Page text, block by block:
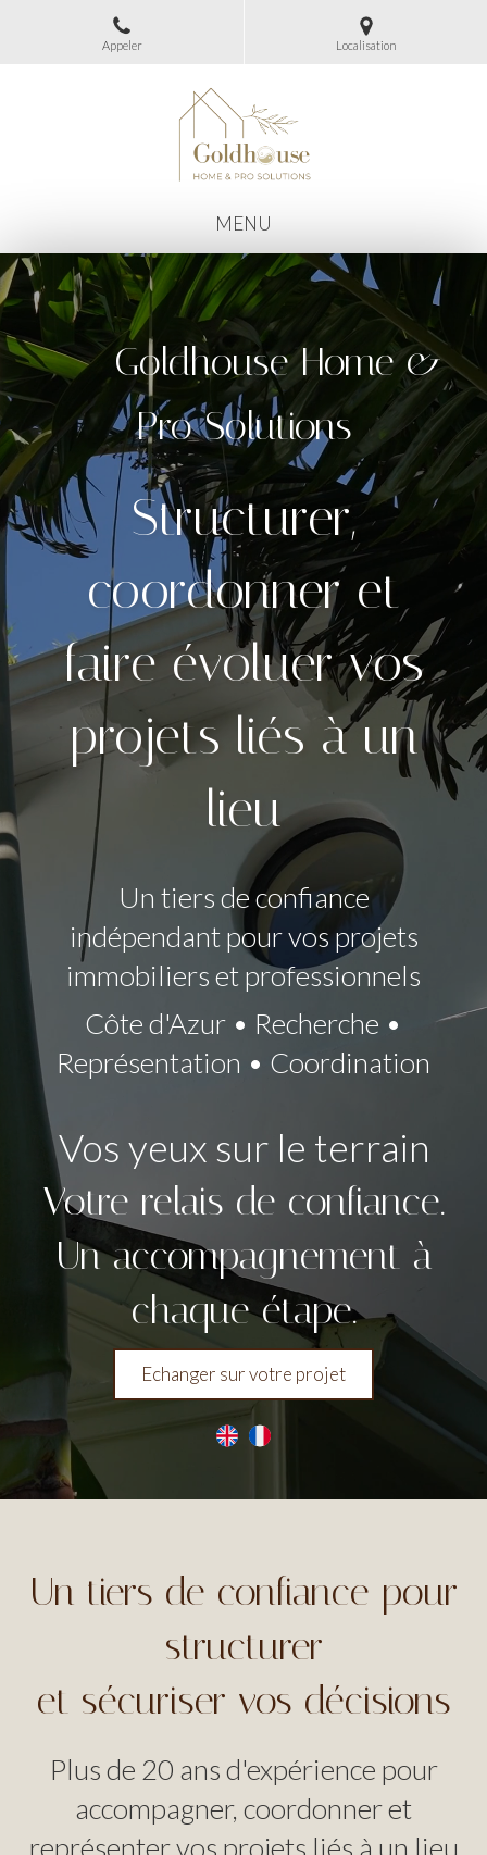
Appeler Localisation
MENU
Goldhouse Home &
Pro Solutions
Structurer,
coordonner et
faire évoluer vos
projets liés à un
lieu
Un tiers de confiance
indépendant pour vos projets
immobiliers et professionnels
Côte d'Azur • Recherche •
Représentation • Coordination
Vos yeux sur le terrain
Votre relais de confiance.
Un accompagnement à
chaque étape.
Echanger sur votre projet
Un tiers de confiance pour
structurer
et sécuriser vos décisions
Plus de 20 ans d'expérience pour
accompagner, coordonner et
représenter vos projets liés à un lieu